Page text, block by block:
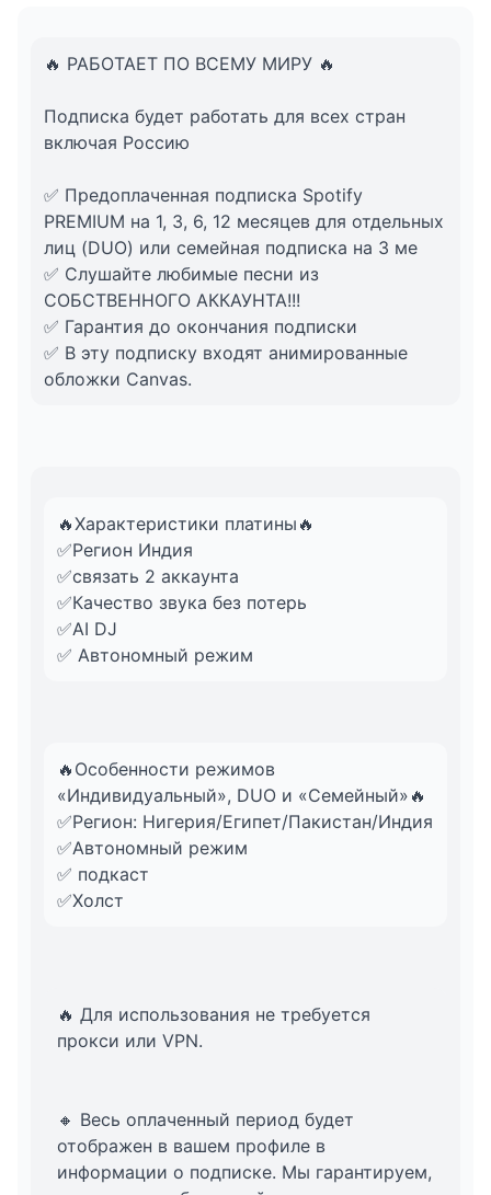
🔥 РАБОТАЕТ ПО ВСЕМУ МИРУ 🔥
Подписка будет работать для всех стран
включая Россию
✅ Предоплаченная подписка Spotify
PREMIUM на 1, 3, 6, 12 месяцев для отдельных
лиц (DUO) или семейная подписка на 3 ме
✅ Слушайте любимые песни из
СОБСТВЕННОГО АККАУНТА!!!
✅ Гарантия до окончания подписки
✅ В эту подписку входят анимированные
обложки Canvas.
🔥Характеристики платины🔥
✅Регион Индия
✅связать 2 аккаунта
✅Качество звука без потерь
✅AI DJ
✅ Автономный режим
🔥Особенности режимов
«Индивидуальный», DUO и «Семейный»🔥
✅Регион: Нигерия/Египет/Пакистан/Индия
✅Автономный режим
✅ подкаст
✅Холст
🔥 Для использования не требуется
прокси или VPN.
🔸 Весь оплаченный период будет
отображен в вашем профиле в
информации о подписке. Мы гарантируем,